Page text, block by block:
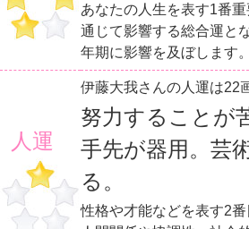
あなたの人生を表す1番
通じて影響する総合運と
年期に影響を及ぼします。
人運
伊藤大我さんの人運は22
努力することが
手先が器用。芸
る。
性格や才能などを表す2番